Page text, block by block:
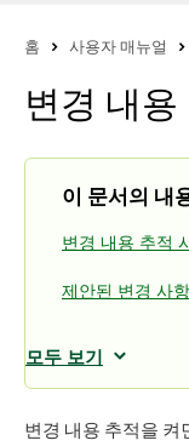
홈 사용자 매뉴얼
변경 내용
이 문서의 내
변경 내용 추적
제안된 변경 사항
모두 보기
변경 내용 추적을